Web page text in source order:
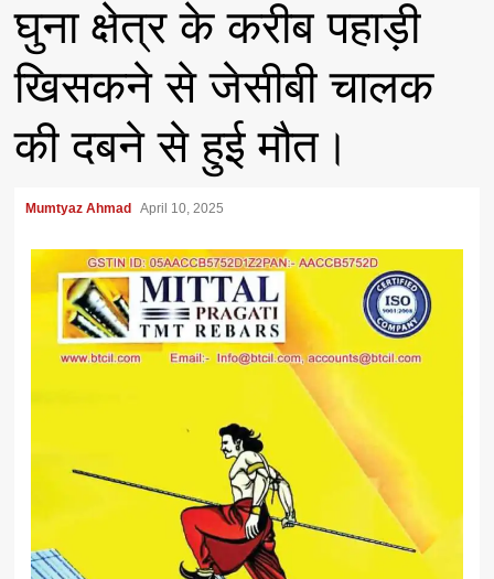
घुना क्षेत्र के करीब पहाड़ी
खिसकने से जेसीबी चालक
की दबने से हुई मौत।
Mumtyaz Ahmad April 10, 2025